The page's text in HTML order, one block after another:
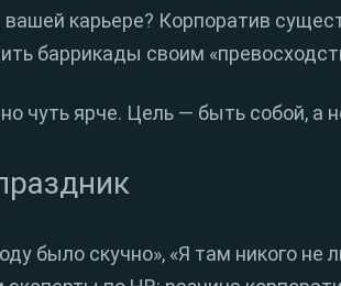
карьере? Корпоратив
баррикады своим
чуть ярче. Цель — быть собой, а
было скучно», «Я там никого не